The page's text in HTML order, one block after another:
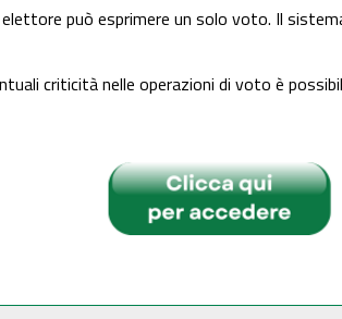
elettore può esprimere un solo voto. Il
criticità nelle operazioni di voto è